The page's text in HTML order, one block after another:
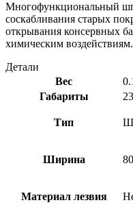
Многофункциональный
соскабливания старых
открывания консервных
химическим воздействиям.
Детали
Вес
Габариты
Тип
Ширина
Материал лезвия